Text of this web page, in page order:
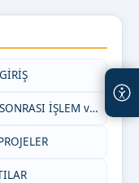
PROJE KABULÜ SONRASI İŞLEM ve SÜREÇLER